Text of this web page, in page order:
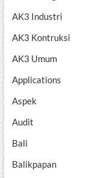
AK3 Industri
AK3 Kontruksi
AK3 Umum
Applications
Aspek
Audit
Bali
Balikpapan